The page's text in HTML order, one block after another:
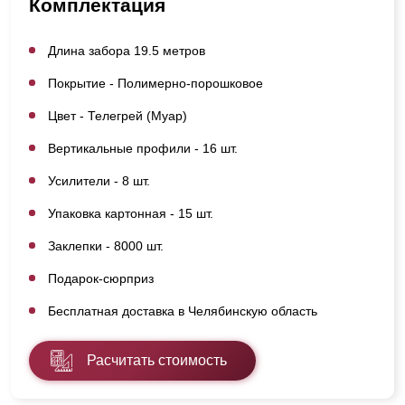
Комплектация
Длина забора 19.5 метров
Покрытие - Полимерно-порошковое
Цвет - Телегрей (Муар)
Вертикальные профили - 16 шт.
Усилители - 8 шт.
Упаковка картонная - 15 шт.
Заклепки - 8000 шт.
Подарок-сюрприз
Бесплатная доставка в Челябинскую область
Расчитать стоимость